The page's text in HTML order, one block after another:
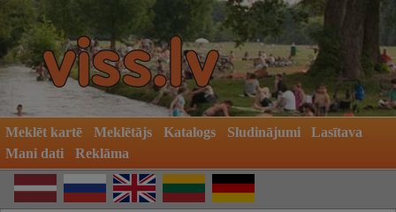
Meklēt kartē Meklētājs Katalogs Sludinājumi
Lasītava
Mani dati
Reklāma